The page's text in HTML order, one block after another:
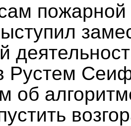
пожарной
Рустем
об